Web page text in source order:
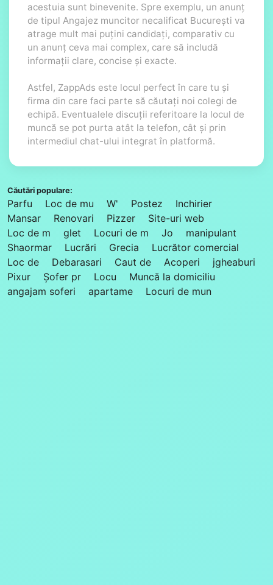
acestuia sunt binevenite. Spre exemplu, un anunț
de tipul Angajez muncitor necalificat București va
atrage mult mai puțini candidați, comparativ cu
un anunț ceva mai complex, care să includă
informații clare, concise și exacte.
Astfel, ZappAds este locul perfect în care tu și
firma din care faci parte să căutați noi colegi de
echipă. Eventualele discuții referitoare la locul de
muncă se pot purta atât la telefon, cât și prin
intermediul chat-ului integrat în platformă.
Căutări populare:
Parfu Loc de mu W' Postez
Inchirier
Mansar
Renovari Pizzer
Site-uri web
Loc de m
glet Locuri de m Jo
manipulant
Shaormar
Lucrări Grecia
Lucrător comercial
Loc de
Debarasari Caut de Acoperi
jgheaburi
Pixur
Șofer pr Locu
Muncă la domiciliu
angajam soferi
apartame Locuri de mun